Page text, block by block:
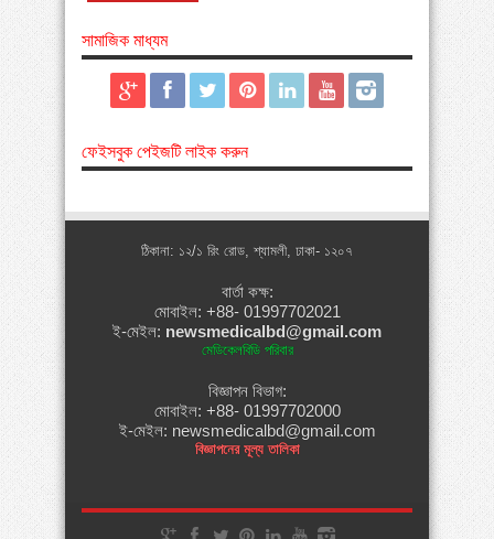
সামাজিক মাধ্যম
ফেইসবুক পেইজটি লাইক করুন
ঠিকানা: ১২/১ রিং রোড, শ্যামলী, ঢাকা- ১২০৭
বার্তা কক্ষ:
মোবাইল: +88- 01997702021
ই-মেইল: newsmedicalbd@gmail.com
মেডিকেলবিডি পরিবার
বিজ্ঞাপন বিভাগ:
মোবাইল: +88- 01997702000
ই-মেইল: newsmedicalbd@gmail.com
বিজ্ঞাপনের মূল্য তালিকা